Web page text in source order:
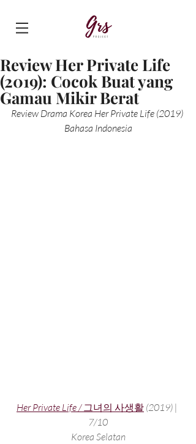
Review Her Private Life
(2019): Cocok Buat yang
Gamau Mikir Berat
Review Drama Korea Her Private Life (2019)
Bahasa Indonesia
Her Private Life / 그녀의 사생활 (2019) |
7/10
Korea Selatan